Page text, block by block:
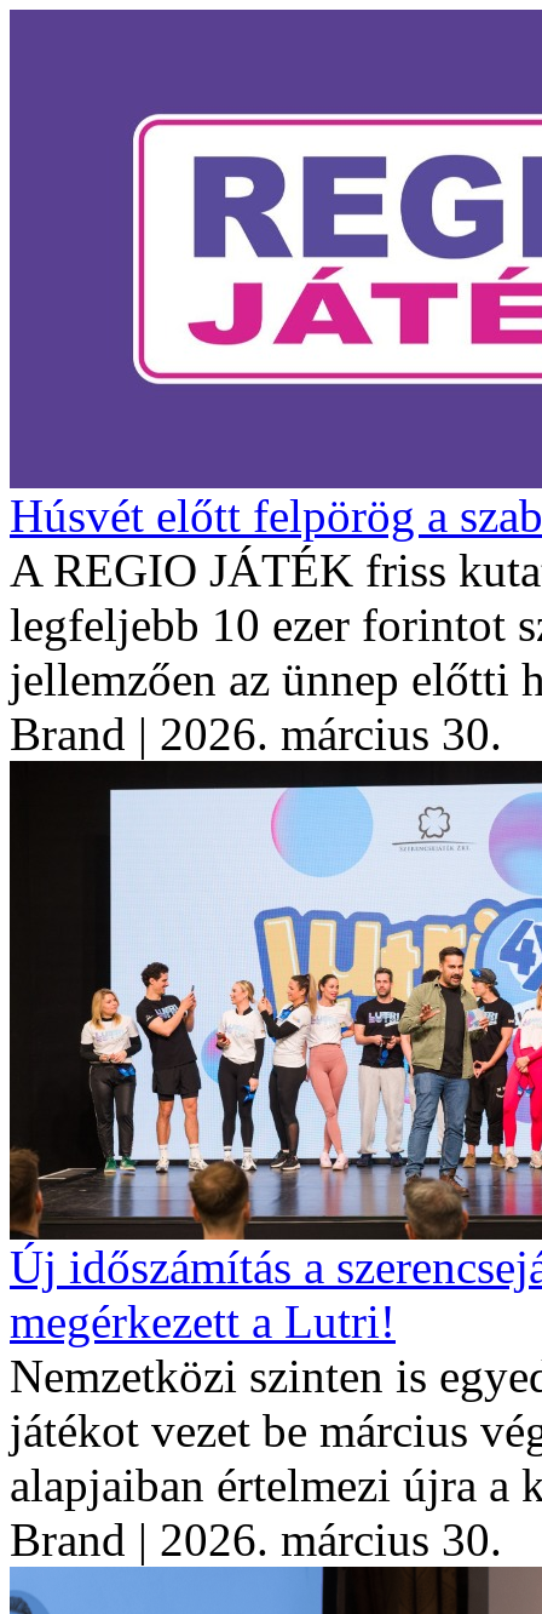
Húsvét előtt felpörög a
A REGIO JÁTÉK friss
legfeljebb 10 ezer forintot
jellemzően az ünnep előtti
Brand | 2026. március 30.
Új időszámítás a
megérkezett a Lutri!
Nemzetközi szinten is
játékot vezet be március
alapjaiban értelmezi újra a
Brand | 2026. március 30.